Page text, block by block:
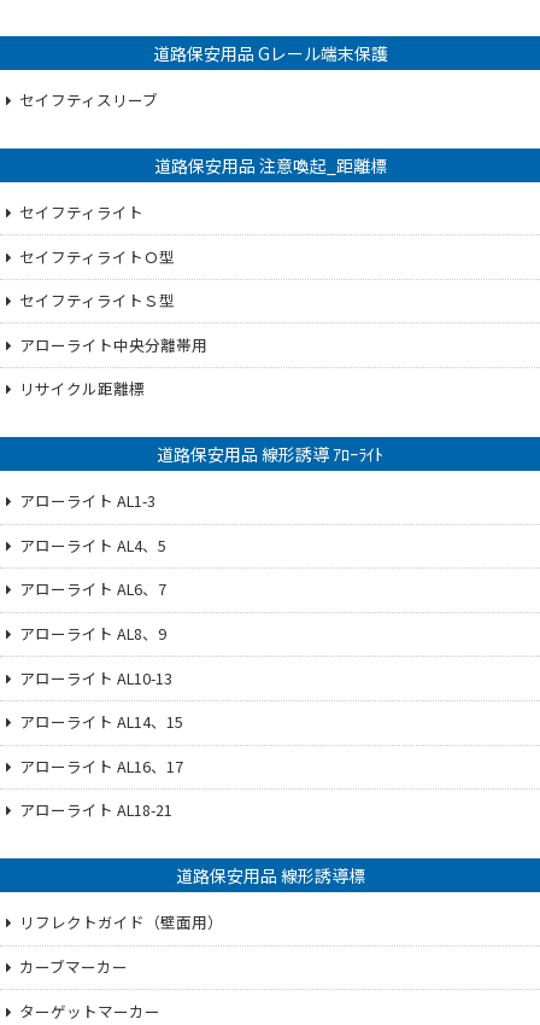
道路保安用品 Gレール端末保護
セイフティスリーブ
道路保安用品 注意喚起_距離標
セイフティライト
セイフティライトＯ型
セイフティライトＳ型
アローライト中央分離帯用
リサイクル距離標
道路保安用品 線形誘導 ｱﾛｰﾗｲﾄ
アローライト AL1-3
アローライト AL4、5
アローライト AL6、7
アローライト AL8、9
アローライト AL10-13
アローライト AL14、15
アローライト AL16、17
アローライト AL18-21
道路保安用品 線形誘導標
リフレクトガイド（壁面用）
カーブマーカー
ターゲットマーカー